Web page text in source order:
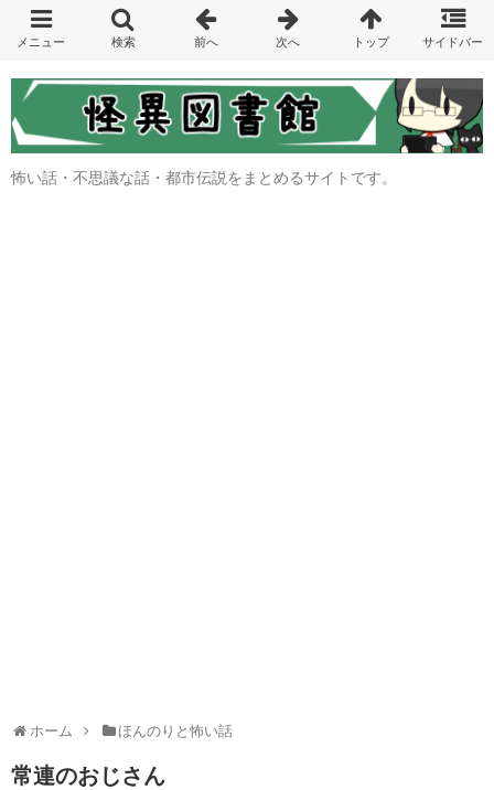
怖い話・不思議な話・都市伝説をまとめるサイトです。
ホーム ほんのりと怖い話
常連のおじさん